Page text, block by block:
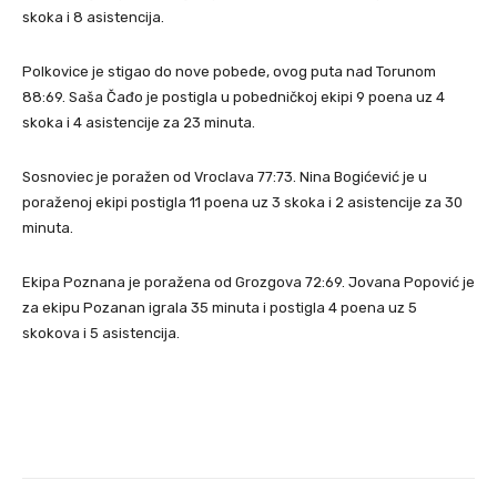
skoka i 8 asistencija.
Polkovice je stigao do nove pobede, ovog puta nad Torunom
88:69. Saša Čađo je postigla u pobedničkoj ekipi 9 poena uz 4
skoka i 4 asistencije za 23 minuta.
Sosnoviec je poražen od Vroclava 77:73. Nina Bogićević je u
poraženoj ekipi postigla 11 poena uz 3 skoka i 2 asistencije za 30
minuta.
Ekipa Poznana je poražena od Grozgova 72:69. Jovana Popović je
za ekipu Pozanan igrala 35 minuta i postigla 4 poena uz 5
skokova i 5 asistencija.